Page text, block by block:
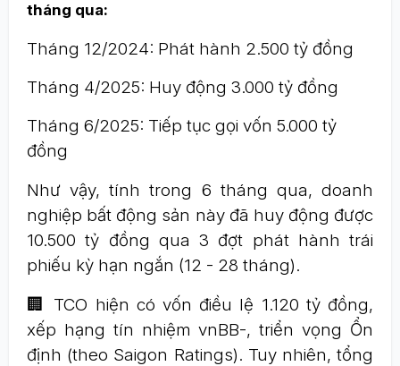
tháng qua:
Tháng 12/2024: Phát hành 2.500 tỷ đồng
Tháng 4/2025: Huy động 3.000 tỷ đồng
Tháng 6/2025: Tiếp tục gọi vốn 5.000 tỷ
đồng
Như vậy, tính trong 6 tháng qua, doanh
nghiệp bất động sản này đã huy động được
10.500 tỷ đồng qua 3 đợt phát hành trái
phiếu kỳ hạn ngắn (12 - 28 tháng).
🏢 TCO hiện có vốn điều lệ 1.120 tỷ đồng,
xếp hạng tín nhiệm vnBB-, triển vọng Ổn
định (theo Saigon Ratings). Tuy nhiên, tổng